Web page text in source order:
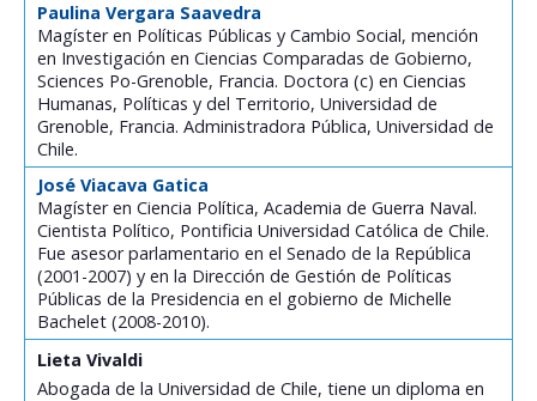
Paulina Vergara Saavedra
Magíster en Políticas Públicas y Cambio Social, mención
en Investigación en Ciencias Comparadas de Gobierno,
Sciences Po-Grenoble, Francia. Doctora (c) en Ciencias
Humanas, Políticas y del Territorio, Universidad de
Grenoble, Francia. Administradora Pública, Universidad de
Chile.
José Viacava Gatica
Magíster en Ciencia Política, Academia de Guerra Naval.
Cientista Político, Pontificia Universidad Católica de Chile.
Fue asesor parlamentario en el Senado de la República
(2001-2007) y en la Dirección de Gestión de Políticas
Públicas de la Presidencia en el gobierno de Michelle
Bachelet (2008-2010).
Lieta Vivaldi
Abogada de la Universidad de Chile, tiene un diploma en